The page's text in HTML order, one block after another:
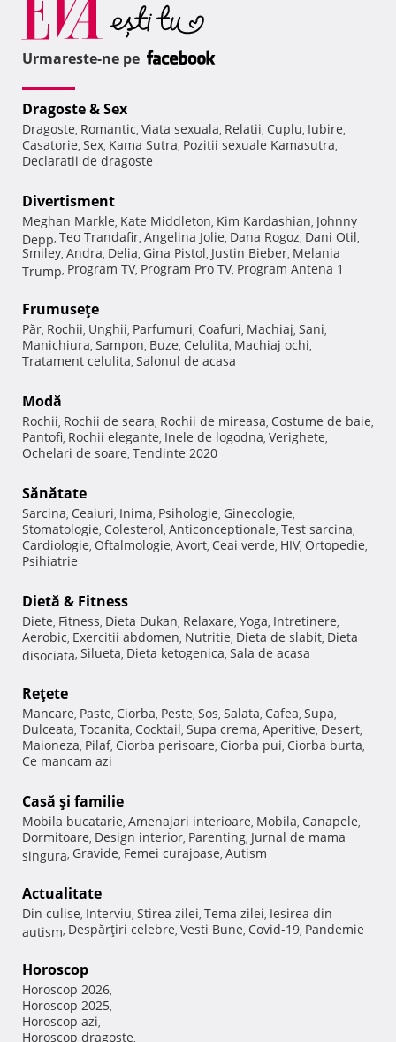
Urmareste-ne pe
Dragoste & Sex
Dragoste, Romantic, Viata sexuala, Relatii, Cuplu, Iubire,
Casatorie, Sex, Kama Sutra, Pozitii sexuale Kamasutra,
Declaratii de dragoste
Divertisment
Meghan Markle, Kate Middleton, Kim Kardashian, Johnny
Depp, Teo Trandafir, Angelina Jolie, Dana Rogoz, Dani Otil,
Smiley, Andra, Delia, Gina Pistol, Justin Bieber, Melania
Trump, Program TV, Program Pro TV, Program Antena 1
Frumuseţe
Păr, Rochii, Unghii, Parfumuri, Coafuri, Machiaj, Sani,
Manichiura, Sampon, Buze, Celulita, Machiaj ochi,
Tratament celulita, Salonul de acasa
Modă
Rochii, Rochii de seara, Rochii de mireasa, Costume de baie,
Pantofi, Rochii elegante, Inele de logodna, Verighete,
Ochelari de soare, Tendinte 2020
Sănătate
Sarcina, Ceaiuri, Inima, Psihologie, Ginecologie,
Stomatologie, Colesterol, Anticonceptionale, Test sarcina,
Cardiologie, Oftalmologie, Avort, Ceai verde, HIV, Ortopedie,
Psihiatrie
Dietă & Fitness
Diete, Fitness, Dieta Dukan, Relaxare, Yoga, Intretinere,
Aerobic, Exercitii abdomen, Nutritie, Dieta de slabit, Dieta
disociata, Silueta, Dieta ketogenica, Sala de acasa
Reţete
Mancare, Paste, Ciorba, Peste, Sos, Salata, Cafea, Supa,
Dulceata, Tocanita, Cocktail, Supa crema, Aperitive, Desert,
Maioneza, Pilaf, Ciorba perisoare, Ciorba pui, Ciorba burta,
Ce mancam azi
Casă şi familie
Mobila bucatarie, Amenajari interioare, Mobila, Canapele,
Dormitoare, Design interior, Parenting, Jurnal de mama
singura, Gravide, Femei curajoase, Autism
Actualitate
Din culise, Interviu, Stirea zilei, Tema zilei, Iesirea din
autism, Despărţiri celebre, Vesti Bune, Covid-19, Pandemie
Horoscop
Horoscop 2026,
Horoscop 2025,
Horoscop azi,
Horoscop dragoste,